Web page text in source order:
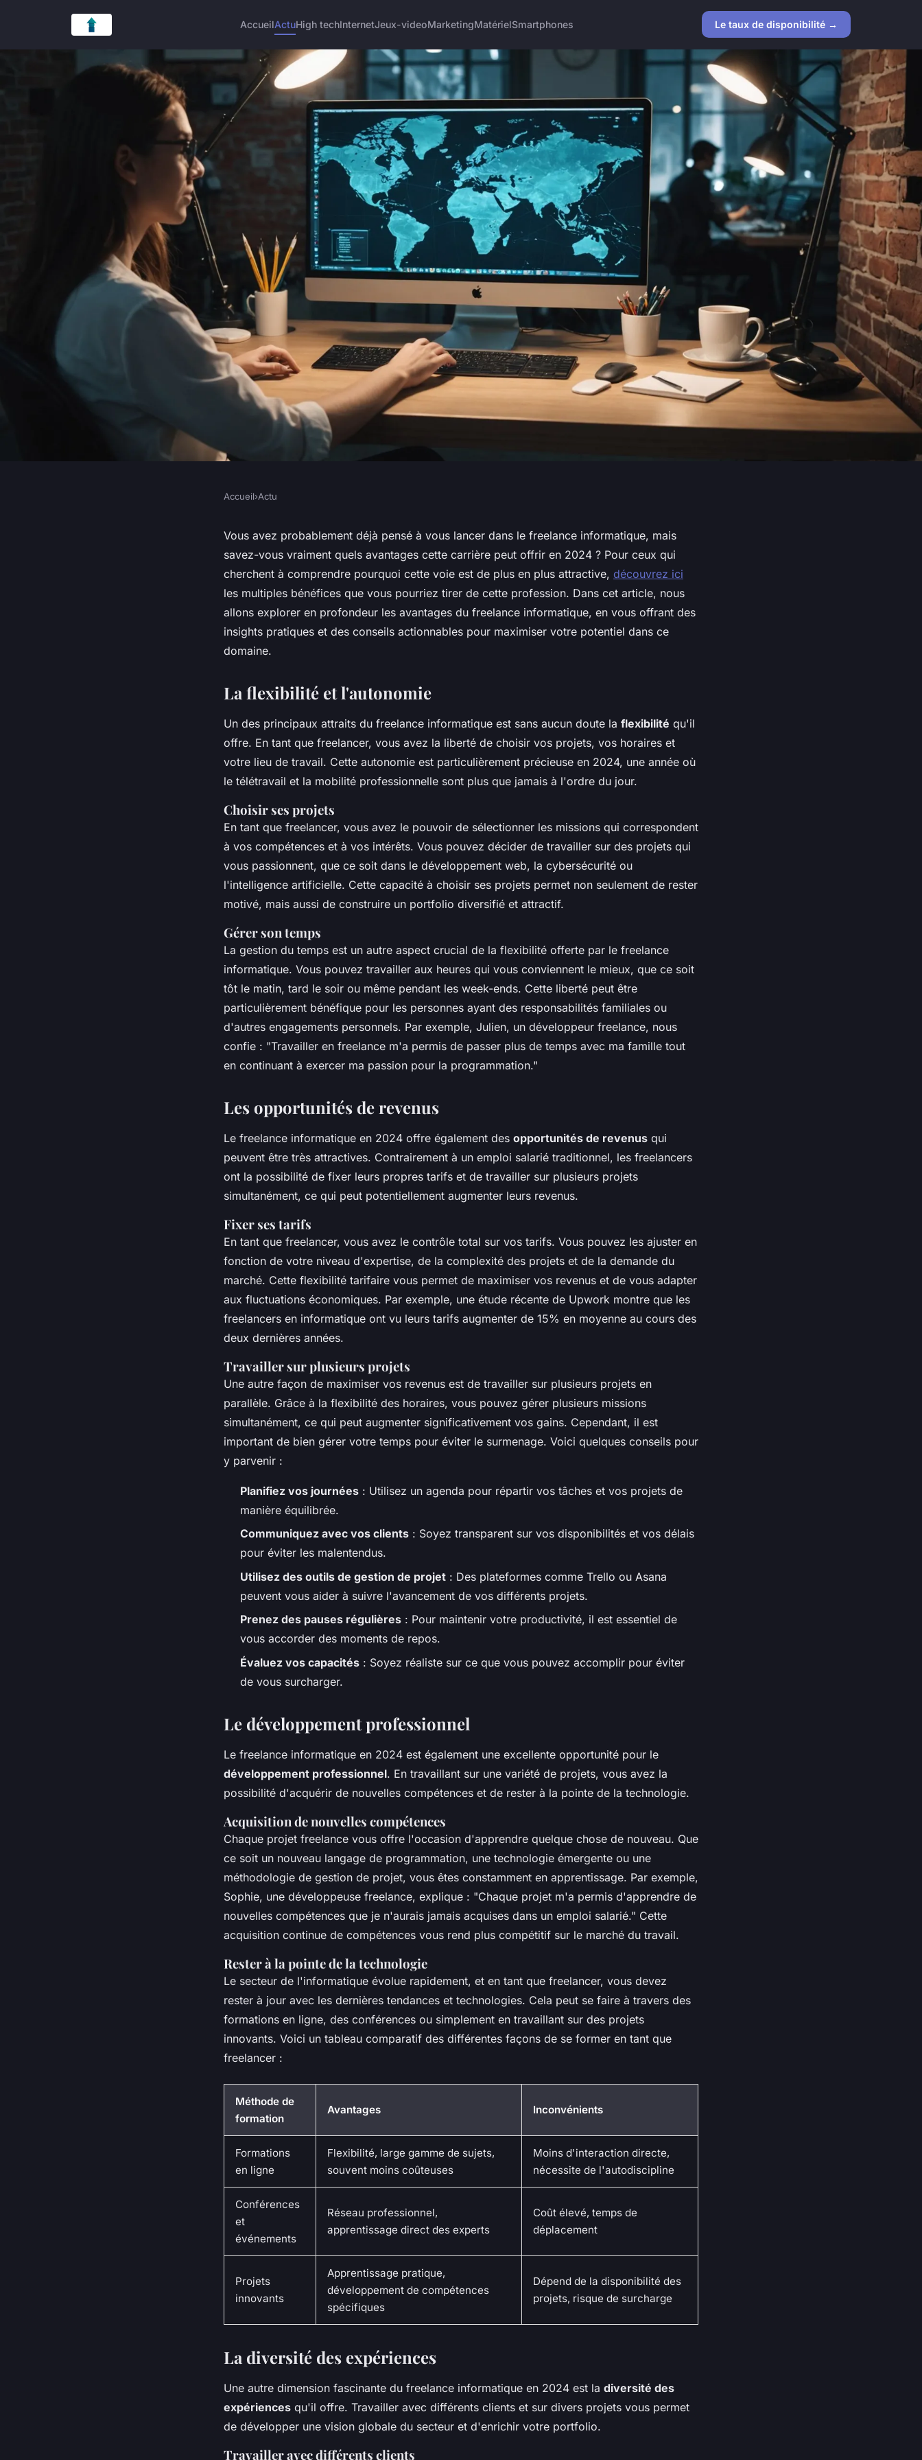
AccueilActuHigh techInternetJeux-videoMarketingMatérielSmartphones Le taux de disponibilité →
Freelance informatique : les avantages
de cette carrière en 2024
Accueil›Actu
Vous avez probablement déjà pensé à vous lancer dans le freelance informatique, mais
savez-vous vraiment quels avantages cette carrière peut offrir en 2024 ? Pour ceux qui
cherchent à comprendre pourquoi cette voie est de plus en plus attractive, découvrez ici
les multiples bénéfices que vous pourriez tirer de cette profession. Dans cet article, nous
allons explorer en profondeur les avantages du freelance informatique, en vous offrant des
insights pratiques et des conseils actionnables pour maximiser votre potentiel dans ce
domaine.
La flexibilité et l'autonomie
Un des principaux attraits du freelance informatique est sans aucun doute la flexibilité qu'il
offre. En tant que freelancer, vous avez la liberté de choisir vos projets, vos horaires et
votre lieu de travail. Cette autonomie est particulièrement précieuse en 2024, une année où
le télétravail et la mobilité professionnelle sont plus que jamais à l'ordre du jour.
Choisir ses projets
En tant que freelancer, vous avez le pouvoir de sélectionner les missions qui correspondent
à vos compétences et à vos intérêts. Vous pouvez décider de travailler sur des projets qui
vous passionnent, que ce soit dans le développement web, la cybersécurité ou
l'intelligence artificielle. Cette capacité à choisir ses projets permet non seulement de rester
motivé, mais aussi de construire un portfolio diversifié et attractif.
Gérer son temps
La gestion du temps est un autre aspect crucial de la flexibilité offerte par le freelance
informatique. Vous pouvez travailler aux heures qui vous conviennent le mieux, que ce soit
tôt le matin, tard le soir ou même pendant les week-ends. Cette liberté peut être
particulièrement bénéfique pour les personnes ayant des responsabilités familiales ou
d'autres engagements personnels. Par exemple, Julien, un développeur freelance, nous
confie : "Travailler en freelance m'a permis de passer plus de temps avec ma famille tout
en continuant à exercer ma passion pour la programmation."
Les opportunités de revenus
Le freelance informatique en 2024 offre également des opportunités de revenus qui
peuvent être très attractives. Contrairement à un emploi salarié traditionnel, les freelancers
ont la possibilité de fixer leurs propres tarifs et de travailler sur plusieurs projets
simultanément, ce qui peut potentiellement augmenter leurs revenus.
Fixer ses tarifs
En tant que freelancer, vous avez le contrôle total sur vos tarifs. Vous pouvez les ajuster en
fonction de votre niveau d'expertise, de la complexité des projets et de la demande du
marché. Cette flexibilité tarifaire vous permet de maximiser vos revenus et de vous adapter
aux fluctuations économiques. Par exemple, une étude récente de Upwork montre que les
freelancers en informatique ont vu leurs tarifs augmenter de 15% en moyenne au cours des
deux dernières années.
Travailler sur plusieurs projets
Une autre façon de maximiser vos revenus est de travailler sur plusieurs projets en
parallèle. Grâce à la flexibilité des horaires, vous pouvez gérer plusieurs missions
simultanément, ce qui peut augmenter significativement vos gains. Cependant, il est
important de bien gérer votre temps pour éviter le surmenage. Voici quelques conseils pour
y parvenir :
Planifiez vos journées : Utilisez un agenda pour répartir vos tâches et vos projets de
manière équilibrée.
Communiquez avec vos clients : Soyez transparent sur vos disponibilités et vos délais
pour éviter les malentendus.
Utilisez des outils de gestion de projet : Des plateformes comme Trello ou Asana
peuvent vous aider à suivre l'avancement de vos différents projets.
Prenez des pauses régulières : Pour maintenir votre productivité, il est essentiel de
vous accorder des moments de repos.
Évaluez vos capacités : Soyez réaliste sur ce que vous pouvez accomplir pour éviter
de vous surcharger.
Le développement professionnel
Le freelance informatique en 2024 est également une excellente opportunité pour le
développement professionnel. En travaillant sur une variété de projets, vous avez la
possibilité d'acquérir de nouvelles compétences et de rester à la pointe de la technologie.
Acquisition de nouvelles compétences
Chaque projet freelance vous offre l'occasion d'apprendre quelque chose de nouveau. Que
ce soit un nouveau langage de programmation, une technologie émergente ou une
méthodologie de gestion de projet, vous êtes constamment en apprentissage. Par exemple,
Sophie, une développeuse freelance, explique : "Chaque projet m'a permis d'apprendre de
nouvelles compétences que je n'aurais jamais acquises dans un emploi salarié." Cette
acquisition continue de compétences vous rend plus compétitif sur le marché du travail.
Rester à la pointe de la technologie
Le secteur de l'informatique évolue rapidement, et en tant que freelancer, vous devez
rester à jour avec les dernières tendances et technologies. Cela peut se faire à travers des
formations en ligne, des conférences ou simplement en travaillant sur des projets
innovants. Voici un tableau comparatif des différentes façons de se former en tant que
freelancer :
Méthode de
formation
Avantages Inconvénients
Formations
en ligne
Flexibilité, large gamme de sujets,
souvent moins coûteuses
Moins d'interaction directe,
nécessite de l'autodiscipline
Conférences
et
événements
Réseau professionnel,
apprentissage direct des experts
Coût élevé, temps de
déplacement
Projets
innovants
Apprentissage pratique,
développement de compétences
spécifiques
Dépend de la disponibilité des
projets, risque de surcharge
La diversité des expériences
Une autre dimension fascinante du freelance informatique en 2024 est la diversité des
expériences qu'il offre. Travailler avec différents clients et sur divers projets vous permet
de développer une vision globale du secteur et d'enrichir votre portfolio.
Travailler avec différents clients